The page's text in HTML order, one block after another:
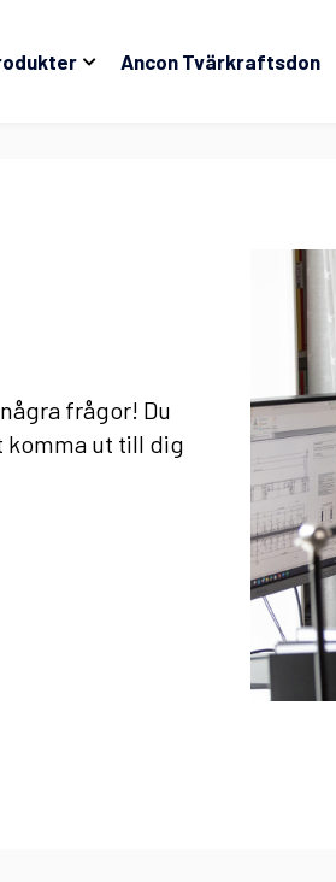
Ancon Tvärkraftsdon
frågor! Du
komma ut till dig